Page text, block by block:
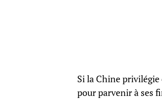
Si la Chine
pour parvenir à ses